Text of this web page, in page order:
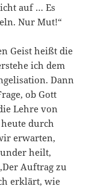
auf … Es
Nur Mut!“
Geist heißt die
ich dem
Dann
ob Gott
Lehre von
durch
erwarten,
heilt,
Auftrag zu
erklärt, wie